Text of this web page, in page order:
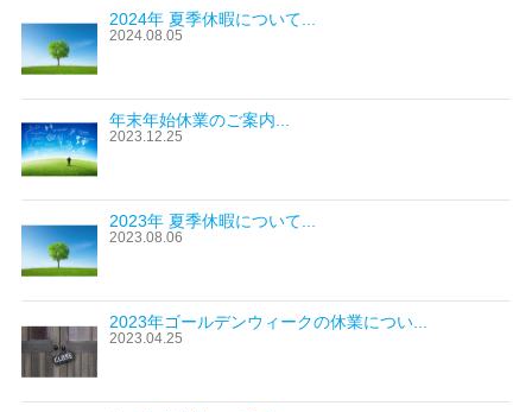
2024年 夏季休暇について...
2024.08.05
年末年始休業のご案内...
2023.12.25
2023年 夏季休暇について...
2023.08.06
2023年ゴールデンウィークの休業につい...
2023.04.25